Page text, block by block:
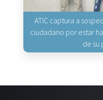
ATIC captura a
ciudadano por estar
de su